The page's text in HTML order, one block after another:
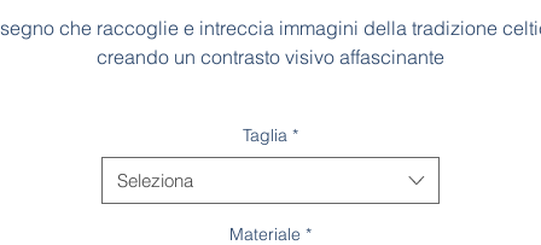
che raccoglie e intreccia immagini della tradizione
creando un contrasto visivo affascinante
dell'orlatura realizzata a mano dalle nostre ricamatrici.
Taglia *
Seleziona
Materiale *